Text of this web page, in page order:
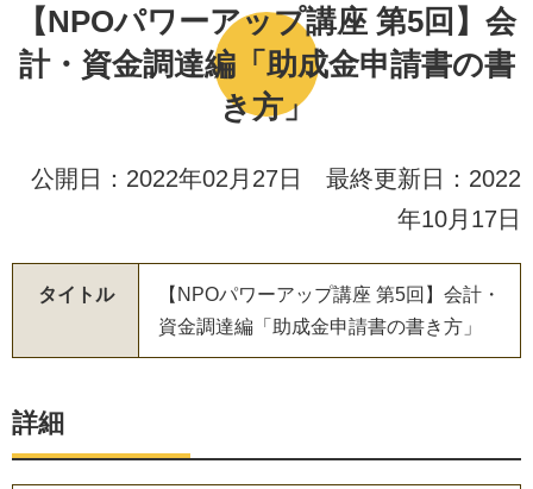
【NPOパワーアップ講座 第5回】会
計・資金調達編「助成金申請書の書
き方」
公開日：2022年02月27日 最終更新日：2022
年10月17日
タイトル 【 N POパワーアップ講座 第5回 】 会計 ・
資金調達編 「 助成金申請書の書き方 」
詳細